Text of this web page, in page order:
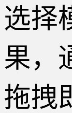
选择
果，
拖拽